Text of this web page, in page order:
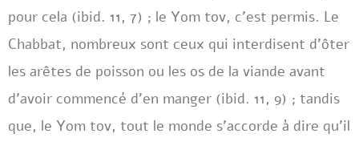
pour cela (ibid. 11, 7) ; le Yom tov, c’est permis. Le
Chabbat, nombreux sont ceux qui interdisent d’ôter
les arêtes de poisson ou les os de la viande avant
d’avoir commencé d’en manger (ibid. 11, 9) ; tandis
que, le Yom tov, tout le monde s’accorde à dire qu’il